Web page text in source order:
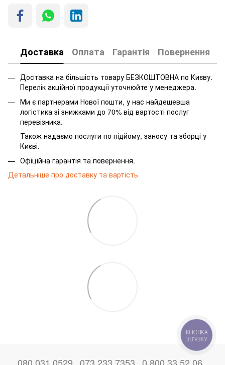
Доставка Оплата Гарантія Повернення
Доставка на більшість товару БЕЗКОШТОВНА по Києву.
Перелік акційної продукції уточнюйте у менеджера.
Ми є партнерами Нової пошти, у нас найдешевша
логістика зі знижками до 70% від вартості послуг
перевізника.
Також надаємо послуги по підйому, заносу та зборці у
Києві.
Офіційна гарантія та повернення.
Детальніше про доставку та вартість
КНОПКА
ЗВ'ЯЗКУ